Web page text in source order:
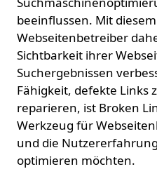
beeinflussen. Mit
Webseitenbetreiber
Sichtbarkeit ihrer
Suchergebnissen
Fähigkeit, defekte Links
reparieren, ist Broken
Werkzeug für
und die
optimieren möchten.